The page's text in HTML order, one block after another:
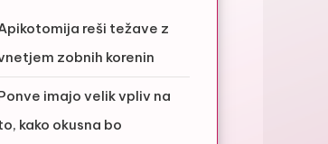
reši težave z
zobnih korenin
imajo velik vpliv na
kako okusna bo